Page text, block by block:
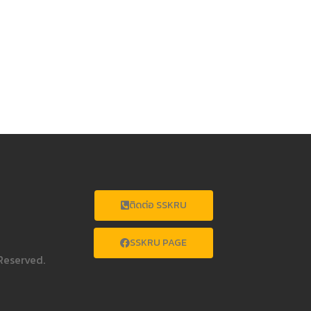
ติดต่อ SSKRU
SSKRU PAGE